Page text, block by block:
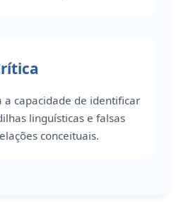
a capacidade de identificar
linguísticas e falsas
conceituais.